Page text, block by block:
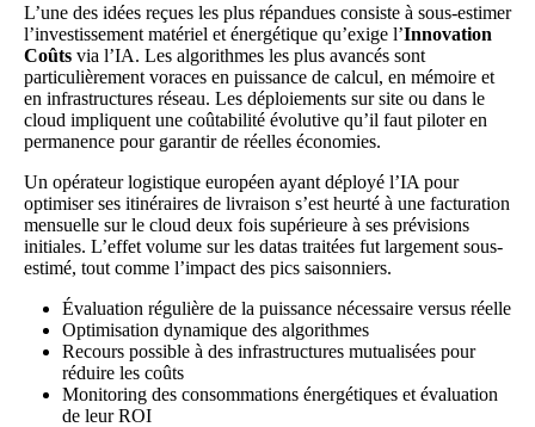
L’une des idées reçues les plus répandues consiste à sous-estimer
l’investissement matériel et énergétique qu’exige l’Innovation
Coûts via l’IA. Les algorithmes les plus avancés sont
particulièrement voraces en puissance de calcul, en mémoire et
en infrastructures réseau. Les déploiements sur site ou dans le
cloud impliquent une coûtabilité évolutive qu’il faut piloter en
permanence pour garantir de réelles économies.
Un opérateur logistique européen ayant déployé l’IA pour
optimiser ses itinéraires de livraison s’est heurté à une facturation
mensuelle sur le cloud deux fois supérieure à ses prévisions
initiales. L’effet volume sur les datas traitées fut largement sous-
estimé, tout comme l’impact des pics saisonniers.
Évaluation régulière de la puissance nécessaire versus réelle
Optimisation dynamique des algorithmes
Recours possible à des infrastructures mutualisées pour
réduire les coûts
Monitoring des consommations énergétiques et évaluation
de leur ROI